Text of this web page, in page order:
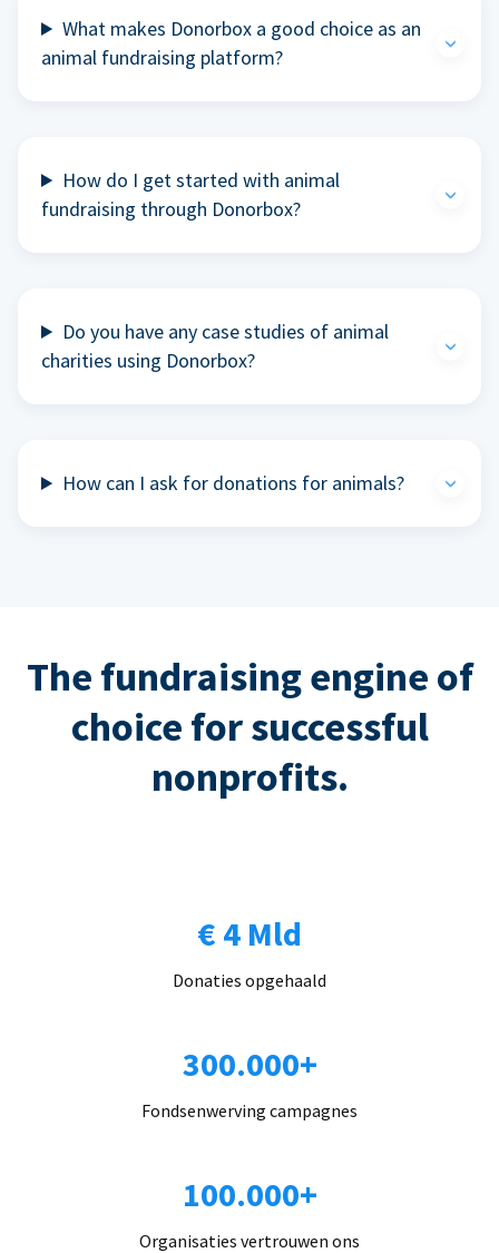
What makes Donorbox a good choice as an
animal fundraising platform?
How do I get started with animal
fundraising through Donorbox?
Do you have any case studies of animal
charities using Donorbox?
How can I ask for donations for animals?
The fundraising engine of
choice for successful
nonprofits.
€ 4 Mld
Donaties opgehaald
300.000+
Fondsenwerving campagnes
100.000+
Organisaties vertrouwen ons